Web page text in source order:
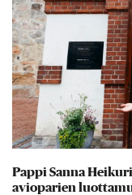
Pappi Sanna
avioparien